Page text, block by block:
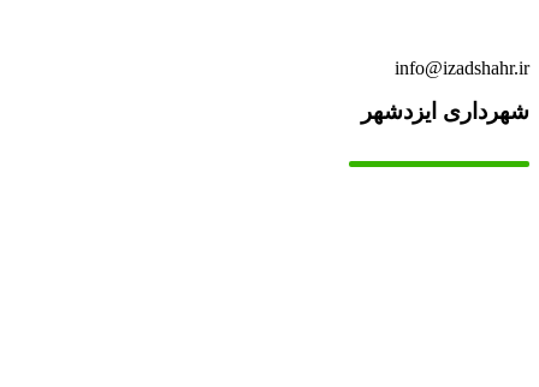
info@izadshahr.ir
شهرداری ایزدشهر